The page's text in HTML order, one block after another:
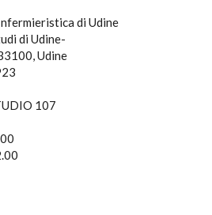
di Udine
di Udine-
Udine
107